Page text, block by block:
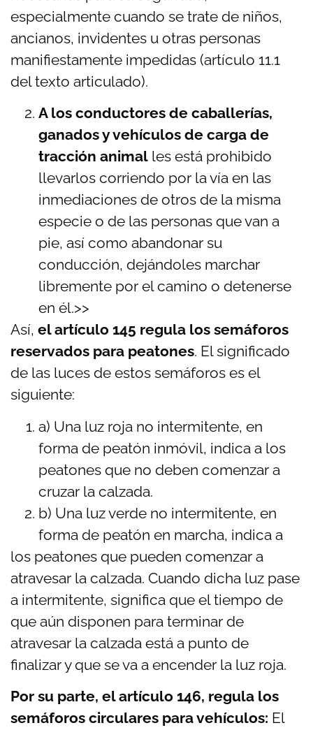
especialmente cuando se trate de niños,
ancianos, invidentes u otras personas
manifiestamente impedidas (artículo 11.1
del texto articulado).
A los conductores de caballerías,
ganados y vehículos de carga de
tracción animal les está prohibido
llevarlos corriendo por la vía en las
inmediaciones de otros de la misma
especie o de las personas que van a
pie, así como abandonar su
conducción, dejándoles marchar
libremente por el camino o detenerse
en él.>>
Así, el artículo 145 regula los semáforos
reservados para peatones. El significado
de las luces de estos semáforos es el
siguiente:
a) Una luz roja no intermitente, en
forma de peatón inmóvil, indica a los
peatones que no deben comenzar a
cruzar la calzada.
b) Una luz verde no intermitente, en
forma de peatón en marcha, indica a
los peatones que pueden comenzar a
atravesar la calzada. Cuando dicha luz pase
a intermitente, significa que el tiempo de
que aún disponen para terminar de
atravesar la calzada está a punto de
finalizar y que se va a encender la luz roja.
Por su parte, el artículo 146, regula los
semáforos circulares para vehículos: El